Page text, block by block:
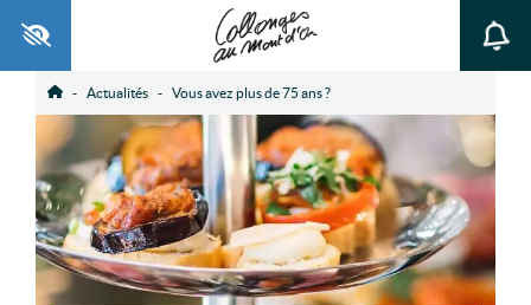
Actualités Vous avez plus de 75 ans ?
Ouvrir la barre d’outils